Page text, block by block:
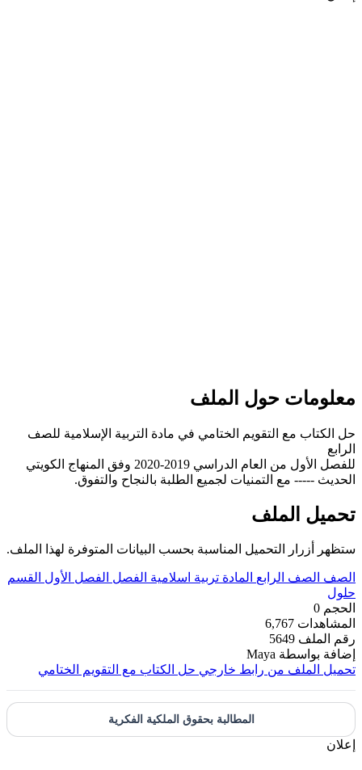
معلومات حول الملف
حل الكتاب مع التقويم الختامي في مادة التربية الإسلامية للصف
الرابع
للفصل الأول من العام الدراسي 2019-2020 وفق المنهاج الكويتي
الحديث ----- مع التمنيات لجميع الطلبة بالنجاح والتفوق.
تحميل الملف
ستظهر أزرار التحميل المناسبة بحسب البيانات المتوفرة لهذا الملف.
الصف الصف الرابع المادة تربية اسلامية الفصل الفصل الأول
القسم
حلول
الحجم 0
المشاهدات 6,767
رقم الملف 5649
إضافة بواسطة Maya
تحميل الملف من رابط خارجي حل الكتاب مع التقويم الختامي
المطالبة بحقوق الملكية الفكرية
إعلان